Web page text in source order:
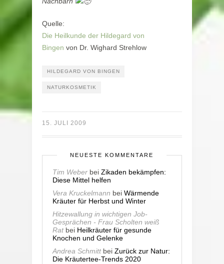
Quelle:
Die Heilkunde der Hildegard von
Bingen von Dr. Wighard Strehlow
HILDEGARD VON BINGEN
NATURKOSMETIK
15. JULI 2009
NEUESTE KOMMENTARE
Tim Weber bei Zikaden bekämpfen:
Diese Mittel helfen
Vera Kruckelmann bei Wärmende
Kräuter für Herbst und Winter
Hitzewallung in wichtigen Job-
Gesprächen - Frau Scholten weiß
Ratbei Heilkräuter für gesunde
Knochen und Gelenke
Andrea Schmittbei Zurück zur Natur:
Die Kräutertee-Trends 2020